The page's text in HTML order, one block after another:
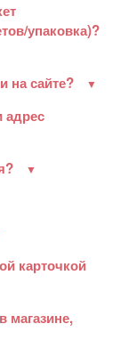
упаковка)?
на сайте?
адрес
карточкой
магазине,